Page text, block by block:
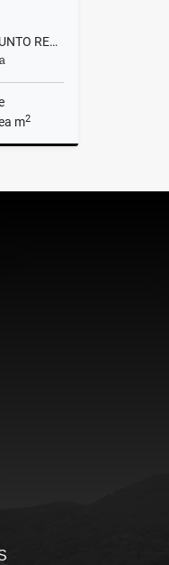
VENDO APTO 403 EN CONJUNTO RESIDENCIAL CAMINOS DE CAJICA II
m2